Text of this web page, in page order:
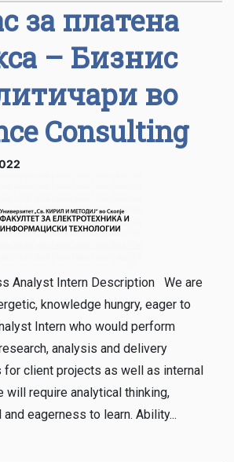
за платена
– Бизнис
во
Consulting
Analyst Intern Description We are
knowledge hungry, eager to
Intern who would perform
analysis and delivery
client projects as well as internal
will require analytical thinking,
eagerness to learn. Ability...